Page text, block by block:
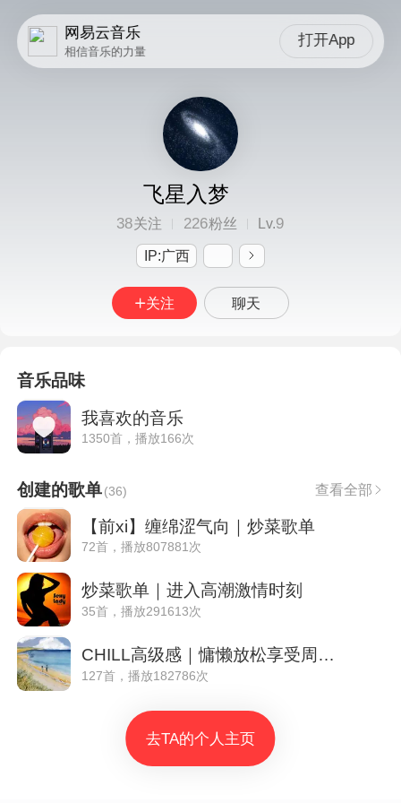
网易云音乐
相信音乐的力量
打开App
飞星入梦
38关注 226粉丝 Lv.9
IP:广西
关注 聊天
音乐品味
我喜欢的音乐
1350首，播放166次
创建的歌单(36) 查看全部
【前xi】缠绵涩气向｜炒菜歌单
72首，播放807881次
炒菜歌单｜进入高潮激情时刻
35首，播放291613次
CHILL高级感｜慵懒放松享受周末休闲时光
127首，播放182786次
去TA的个人主页